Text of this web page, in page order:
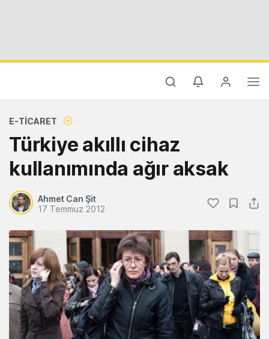
E-TICARET
Türkiye akıllı cihaz
kullanımında ağır aksak
Ahmet Can Şit
17 Temmuz 2012